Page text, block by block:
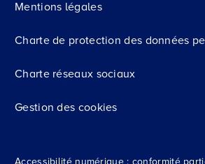
Mentions légales
Charte de protection des données
Charte réseaux sociaux
Gestion des cookies
Accessibilité numérique : conformité